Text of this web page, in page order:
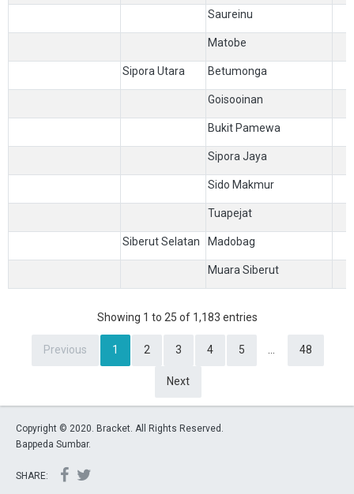
Saureinu
Matobe
Sipora Utara Betumonga
Goisooinan
Bukit Pamewa
Sipora Jaya
Sido Makmur
Tuapejat
Siberut Selatan Madobag
Muara Siberut
Showing 1 to 25 of 1,183 entries
Previous 1 2 3 4 5 48
Next
Copyright © 2020. Bracket. All Rights Reserved.
Bappeda Sumbar.
SHARE: